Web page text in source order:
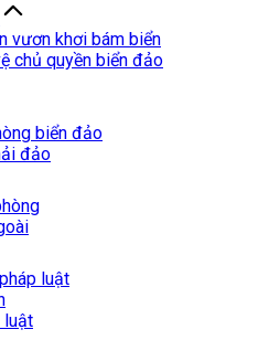
vươn khơi bám biển
chủ quyền biển đảo
biển đảo
đảo
luật
luật